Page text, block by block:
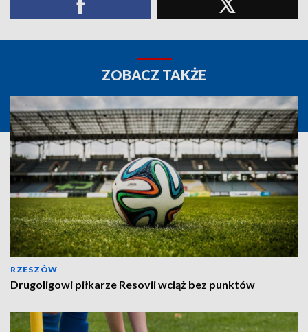
ZOBACZ TAKŻE
RZESZÓW
Drugoligowi piłkarze Resovii wciąż bez punktów